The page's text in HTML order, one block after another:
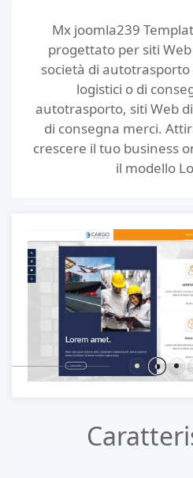
Mx joomla239
progettato per siti
società di autotrasporto
logistici o di
autotrasporto, siti Web
di consegna merci.
crescere il tuo business
il modello